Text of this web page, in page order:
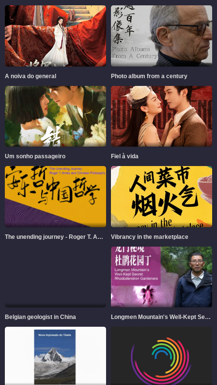
A noiva do general Photo album from a century
Um sonho passageiro Fiel à vida
The unending journey - Roger T. Ames and Chinese Philosophy Vibrancy in the marketplace
Belgian geologist in China Longmen Mountain's Well-Kept Secret